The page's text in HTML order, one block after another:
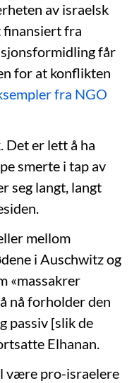
av israelsk
finansiert fra
får
for at konflikten
fra NGO
Det er lett å ha
smerte i tap av
seg langt, langt
mellom
i Auschwitz og
«massakrer
nå forholder den
passiv [slik de
Elhanan.
være pro-israelere